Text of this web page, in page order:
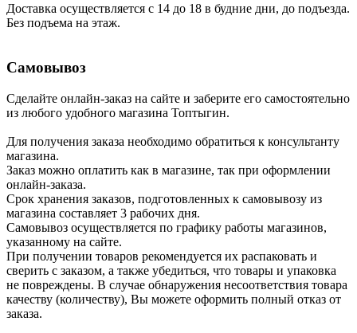
Доставка осуществляется с 14 до 18 в будние дни, до подъезда.
Без подъема на этаж.
Самовывоз
Сделайте онлайн-заказ на сайте и заберите его самостоятельно
из любого удобного магазина Топтыгин.
Для получения заказа необходимо обратиться к консультанту
магазина.
Заказ можно оплатить как в магазине, так при оформлении
онлайн-заказа.
Срок хранения заказов, подготовленных к самовывозу из
магазина составляет 3 рабочих дня.
Самовывоз осуществляется по графику работы магазинов,
указанному на сайте.
При получении товаров рекомендуется их распаковать и
сверить с заказом, а также убедиться, что товары и упаковка
не повреждены. В случае обнаружения несоответствия товара
качеству (количеству), Вы можете оформить полный отказ от
заказа.